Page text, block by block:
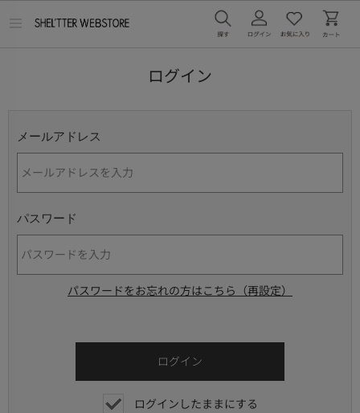
ログイン
メールアドレス
パスワード
パスワードをお忘れの方はこちら（再設定）
ログインしたままにする